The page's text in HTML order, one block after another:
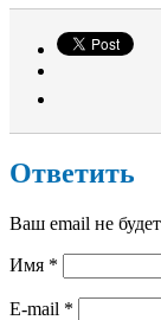
Ответить
Ваш email не
Имя *
E-mail *